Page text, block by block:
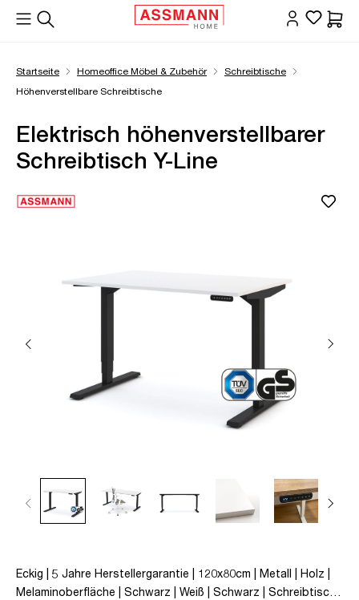
springen
Startseite Homeoffice Möbel & Zubehör
Schreibtische
Höhenverstellbare Schreibtische
Elektrisch höhenverstellbarer
Schreibtisch Y-Line
Eckig | 5 Jahre Herstellergarantie | 120x80cm | Metall | Holz |
Melaminoberfläche | Schwarz | Weiß | Schwarz | Schreibtisch |